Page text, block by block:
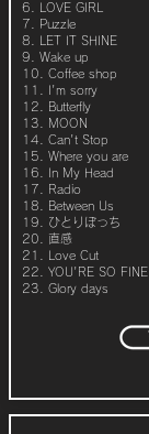
6. LOVE GIRL
7. Puzzle
8. LET IT SHINE
9. Wake up
10. Coffee shop
11. I'm sorry
12. Butterfly
13. MOON
14. Can't Stop
15. Where you are
16. In My Head
17. Radio
18. Between Us
19. ひとりぼっち
20. 直感
21. Love Cut
22. YOU'RE SO FINE
23. Glory days